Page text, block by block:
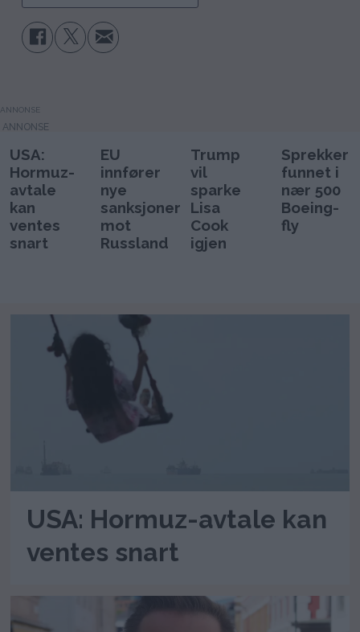
ANNONSE
USA:
Hormuz-
avtale
kan
ventes
snart
EU
innfører
nye
sanksjoner
mot
Russland
Trump
vil
sparke
Lisa
Cook
igjen
Sprekker
funnet i
nær 500
Boeing-
fly
USA: Hormuz-avtale kan
ventes snart